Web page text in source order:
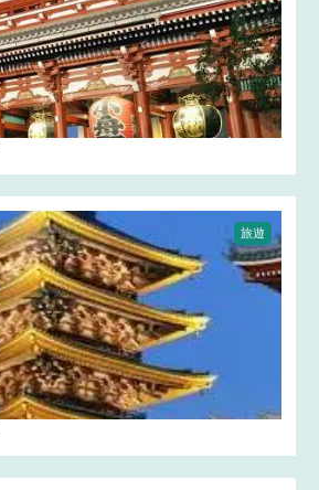
旅遊